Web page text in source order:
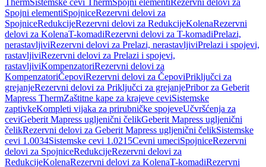
ThermSistemske cevi ThermSpojni elementi Rezervni delovi za
Spojni elementiSpojniceRezervni delovi za
SpojniceRedukcijeRezervni delovi za RedukcijeKolenaRezervni
delovi za KolenaT-komadiRezervni delovi za T-komadiPrelazi,
nerastavljiviRezervni delovi za Prelazi, nerastavljiviPrelazi i spojevi,
rastavljiviRezervni delovi za Prelazi i spojevi,
rastavljiviKompenzatoriRezervni delovi za
KompenzatoriČepoviRezervni delovi za ČepoviPriključci za
grejanjeRezervni delovi za Priključci za grejanjePribor za Geberit
Mapress ThermZaštitne kape za krajeve ceviSistemske
zaptivkeKompleti vijaka za prirubničke spojeveUčvršćenja za
ceviGeberit Mapress ugljenični čelikGeberit Mapress ugljenični
čelikRezervni delovi za Geberit Mapress ugljenični čelikSistemske
cevi 1.0034Sistemske cevi 1.0215Cevni umeciSpojniceRezervni
delovi za SpojniceRedukcijeRezervni delovi za
RedukcijeKolenaRezervni delovi za KolenaT-komadiRezervni